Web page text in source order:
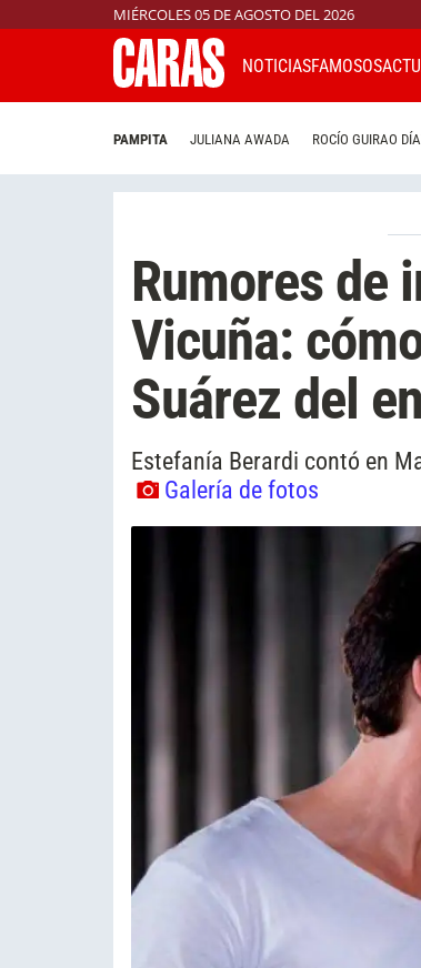
MIÉRCOLES 05 DE AGOSTO DEL 2026
NOTICIASFAMOSOS
PAMPITA JULIANA AWADA ROCÍO GUIRAO
Rumores de
Vicuña:
Suárez del
Estefanía Berardi contó en
Galería de fotos